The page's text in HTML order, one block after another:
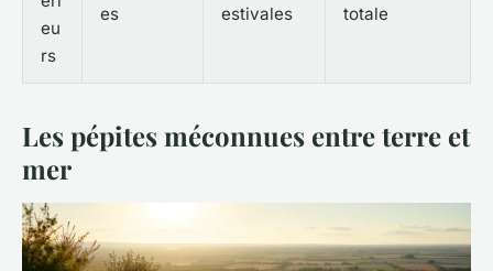
eu
rs
es
estivales
totale
Les pépites méconnues entre terre et
mer